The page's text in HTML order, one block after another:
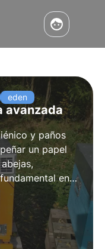
eden
avanzada
y paños
un papel
en
de un
se ha
protección de